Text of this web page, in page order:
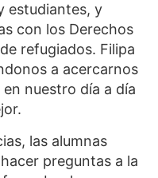
estudiantes, y
con los Derechos
refugiados. Filipa
a acercarnos
nuestro día a día
las alumnas
preguntas a la